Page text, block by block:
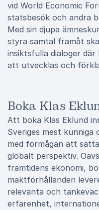
vid World Economic
statsbesök och andra
Med sin djupa
styra samtal framåt
insiktsfulla dialoger
att utvecklas och
Boka Klas
Att boka Klas Eklund
Sveriges mest kunniga
med förmågan att
globalt perspektiv.
framtidens ekonomi,
maktförhållanden
relevanta och
erfarenhet,